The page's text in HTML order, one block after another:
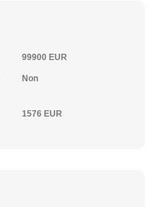
99900 EUR
Non
1576 EUR